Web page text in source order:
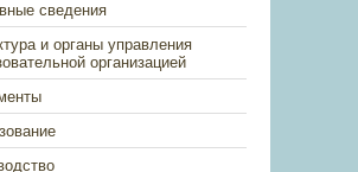
сведения
и органы управления
организацией